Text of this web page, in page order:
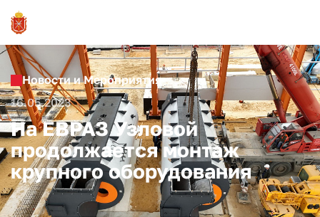
Новости и Мероприятия
16.05.2023
На ЕВРАЗ Узловой
продолжается монтаж
крупного оборудования